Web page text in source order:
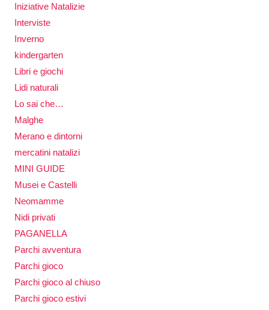
Iniziative Natalizie
Interviste
Inverno
kindergarten
Libri e giochi
Lidi naturali
Lo sai che…
Malghe
Merano e dintorni
mercatini natalizi
MINI GUIDE
Musei e Castelli
Neomamme
Nidi privati
PAGANELLA
Parchi avventura
Parchi gioco
Parchi gioco al chiuso
Parchi gioco estivi